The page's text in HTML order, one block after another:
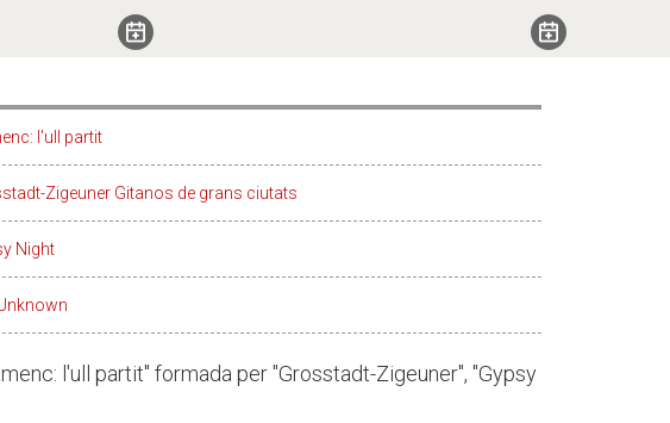
l'ull partit
Zigeuner Gitanos de grans ciutats
Night
l'ull partit" formada per "Grosstadt-Zigeuner", "Gypsy